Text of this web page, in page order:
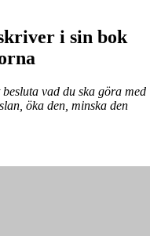
i sin bok
vad du ska göra med
öka den, minska den